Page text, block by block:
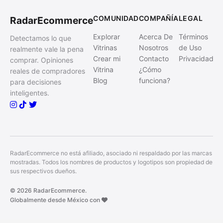
RadarEcommerce
Detectamos lo que
realmente vale la pena
comprar. Opiniones
reales de compradores
para decisiones
inteligentes.
COMUNIDAD
Explorar
Vitrinas
Crear mi
Vitrina
Blog
COMPAÑÍA
Acerca De
Nosotros
Contacto
¿Cómo
funciona?
LEGAL
Términos
de Uso
Privacidad
RadarEcommerce no está afiliado, asociado ni respaldado por las marcas
mostradas. Todos los nombres de productos y logotipos son propiedad de
sus respectivos dueños.
© 2026 RadarEcommerce.
Globalmente desde México con